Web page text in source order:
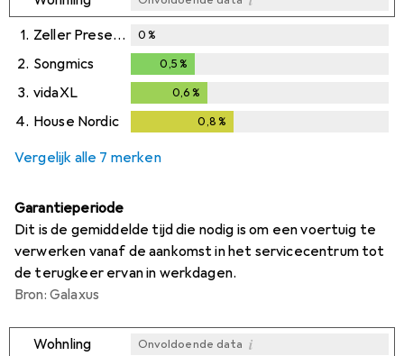
1. Zeller Present 0%
2. Songmics 0,5 %
3. vidaXL 0,6 %
4. House Nordic 0,8 %
Vergelijk alle 7 merken
Garantieperiode
Dit is de gemiddelde tijd die nodig is om een voertuig te
verwerken vanaf de aankomst in het servicecentrum tot
de terugkeer ervan in werkdagen.
Bron: Galaxus
Wohnling Onvoldoende data i